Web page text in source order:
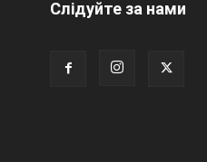
Слідуйте за нами